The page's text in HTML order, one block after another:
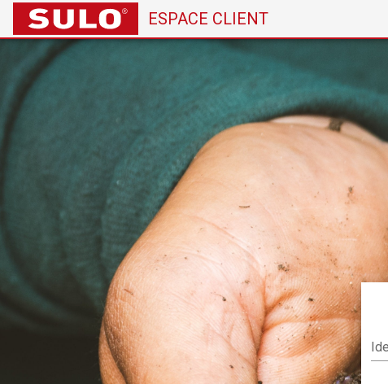
ESPACE CLIENT